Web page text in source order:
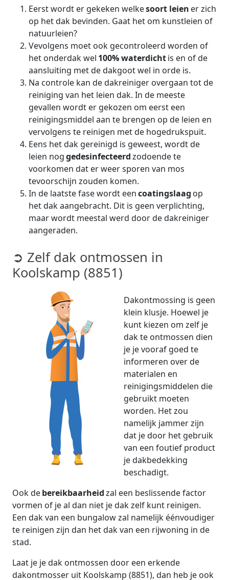
Eerst wordt er gekeken welkesoort leien er zich
op het dak bevinden. Gaat het om kunstleien of
natuurleien?
Vevolgens moet ook gecontroleerd worden of
het onderdak wel 100% waterdichtis en of de
aansluiting met de dakgoot wel in orde is.
Na controle kan de dakreiniger overgaan tot de
reiniging van het leien dak. In de meeste
gevallen wordt er gekozen om eerst een
reinigingsmiddel aan te brengen op de leien en
vervolgens te reinigen met de hogedrukspuit.
Eens het dak gereinigd is geweest, wordt de
leien noggedesinfecteerdzodoende te
voorkomen dat er weer sporen van mos
tevoorschijn zouden komen.
In de laatste fase wordt eencoatingslaag op
het dak aangebracht. Dit is geen verplichting,
maar wordt meestal werd door de dakreiniger
aangeraden.
➲ Zelf dak ontmossen in
Koolskamp (8851)
Dakontmossing is geen
klein klusje. Hoewel je
kunt kiezen om zelf je
dak te ontmossen dien
je je vooraf goed te
informeren over de
materialen en
reinigingsmiddelen die
gebruikt moeten
worden. Het zou
namelijk jammer zijn
dat je door het gebruik
van een foutief product
je dakbedekking
beschadigt.
Ook debereikbaarheidzal een beslissende factor
vormen of je al dan niet je dak zelf kunt reinigen.
Een dak van een bungalow zal namelijk éénvoudiger
te reinigen zijn dan het dak van een rijwoning in de
stad.
Laat je je dak ontmossen door een erkende
dakontmosser uit Koolskamp (8851), dan heb je ook